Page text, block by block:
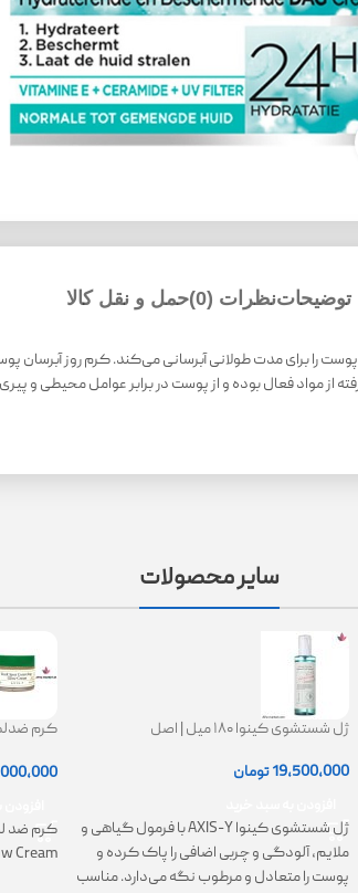
بزرگنمایی تصویر
توضیحاتنظرات (0) حمل و نقل کالا
از مواد فعال بوده و از پوست در برابر عوامل محیطی و
سایر محصولات
ژل شستشوی کینوا ۱۸۰ میل | اصل
19,500,000تومان
ژل شستشوی کینوا AXIS-Y با فرمول گیاهی و
ملایم، آلودگی و چربی اضافی را پاک کرده و
پوست را متعادل و مرطوب نگه می‌دارد. مناسب
کرم ضد
Cream